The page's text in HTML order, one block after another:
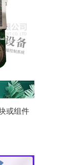
或组件